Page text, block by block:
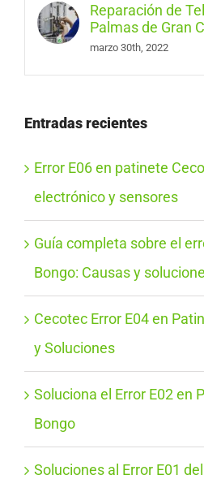
Reparación de
Palmas de Gran
marzo 30th, 2022
Entradas recientes
Error E06 en patinete
electrónico y sensores
Guía completa sobre el
Bongo: Causas y
Cecotec Error E04 en
y Soluciones
Soluciona el Error E02 en
Bongo
Soluciones al Error E01